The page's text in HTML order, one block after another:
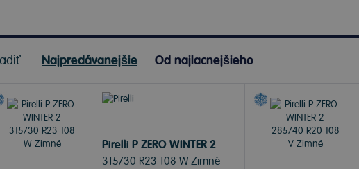
Najpredávanejšie Od najlacnejšieho
Pirelli P ZERO WINTER 2
315/30 R23 108 W Zimné